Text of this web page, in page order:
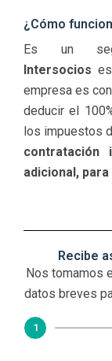
¿Cómo
Es un
Intersocios
empresa es
deducir el
los impuestos
contratación
adicional,
Recibe
Nos tomamos
datos breves
1